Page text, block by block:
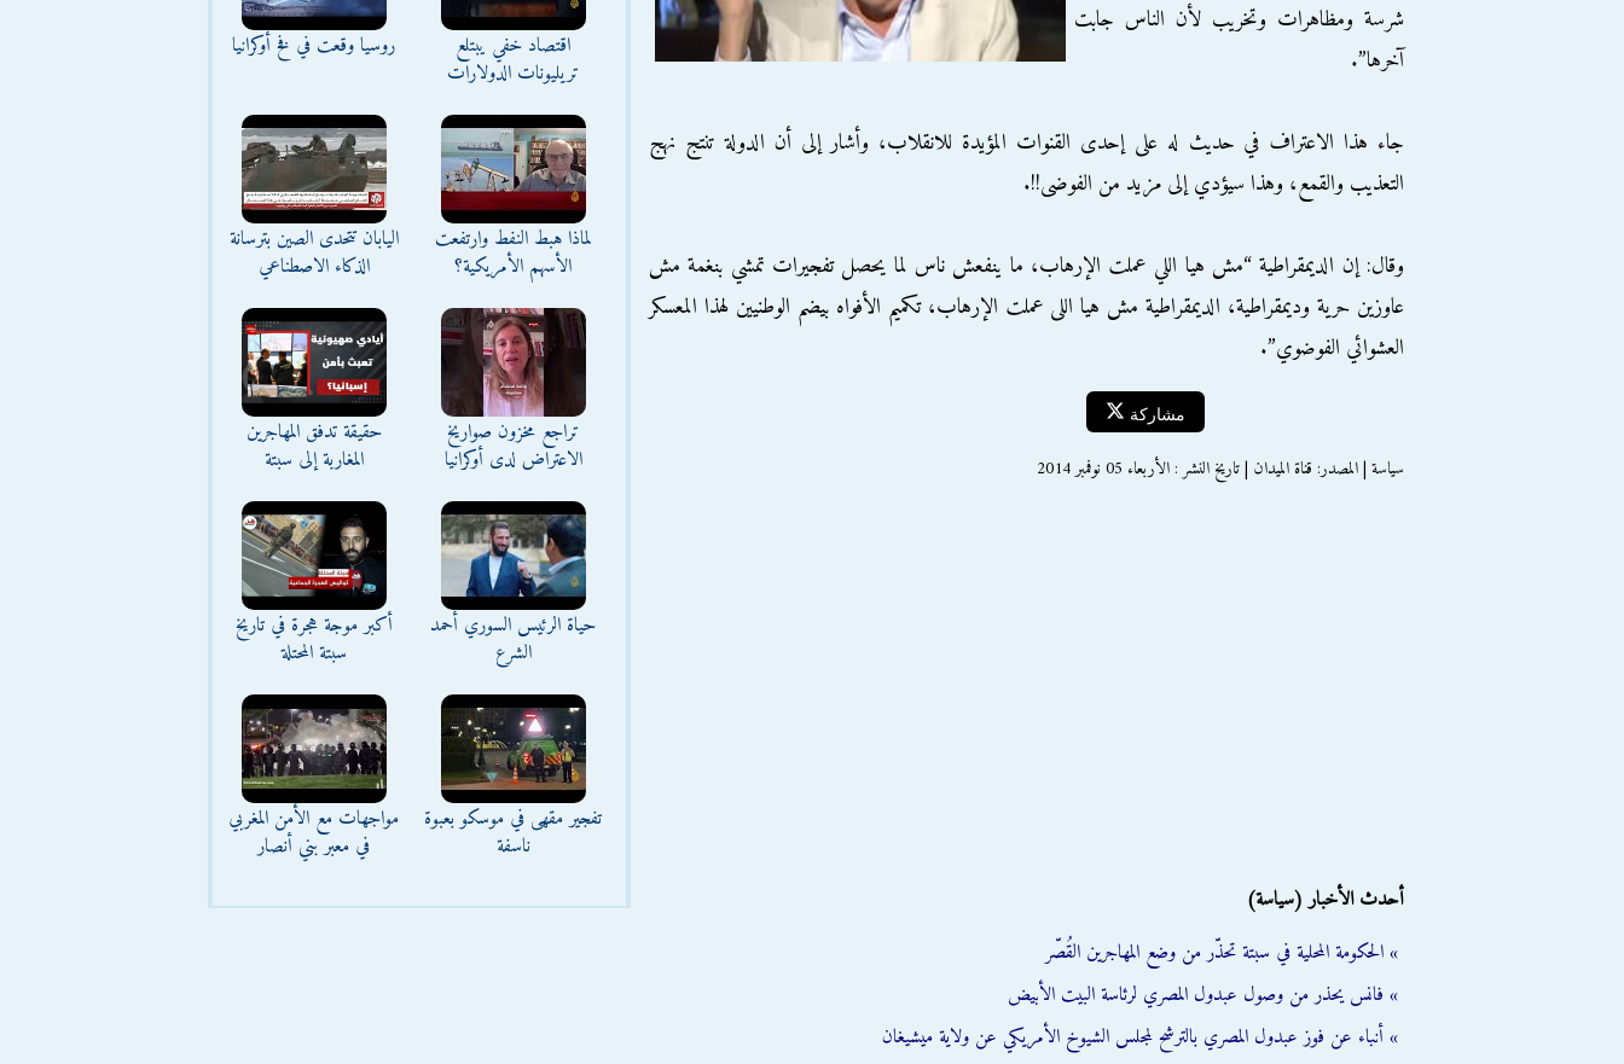
شرسة ومظاهرات وتخريب لأن الناس جابت
آخرها”.
جاء هذا الاعتراف في حديث له على إحدى القنوات المؤيدة للانقلاب، وأشار إلى أن الدولة تنتج نهج
التعذيب والقمع، وهذا سيؤدي إلى مزيد من الفوضى!!.
وقال: إن الديمقراطية “مش هيا اللي عملت الإرهاب، ما ينفعش ناس لما يحصل تفجيرات تمشي بنغمة مش
عاوزين حرية وديمقراطية، الديمقراطية مش هيا اللى عملت الإرهاب، تكميم الأفواه بيضم الوطنيين لهذا المعسكر
العشوائي الفوضوي”.
مشاركة
سياسة | المصدر: قناة الميدان | تاريخ النشر : الأربعاء 05 نوفمبر 2014
أحدث الأخبار (سياسة)
» الحكومة المحلية في سبتة تحذّر من وضع المهاجرين القُصّر
» فانس يحذر من وصول عبدول المصري لرئاسة البيت الأبيض
» أنباء عن فوز عبدول المصري بالترشح لمجلس الشيوخ الأمريكي عن ولاية ميشيغان
اقتصاد خفي يبتلع
تريليونات الدولارات
روسيا وقعت في فخ أوكرانيا
لماذا هبط النفط وارتفعت
الأسهم الأمريكية؟
اليابان تتحدى الصين بترسانة
الذكاء الاصطناعي
تراجع مخزون صواريخ
الاعتراض لدى أوكرانيا
حقيقة تدفق المهاجرين
المغاربة إلى سبتة
حياة الرئيس السوري أحمد
الشرع
أكبر موجة هجرة في تاريخ
سبتة المحتلة
تفجير مقهى في موسكو بعبوة
ناسفة
مواجهات مع الأمن المغربي
في معبر بني أنصار